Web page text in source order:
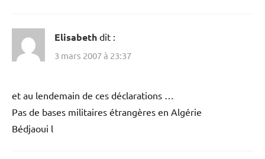
Elisabeth dit :
3 mars 2007 à 23:37
et au lendemain de ces déclarations …
Pas de bases militaires étrangères en Algérie
Bédjaoui l